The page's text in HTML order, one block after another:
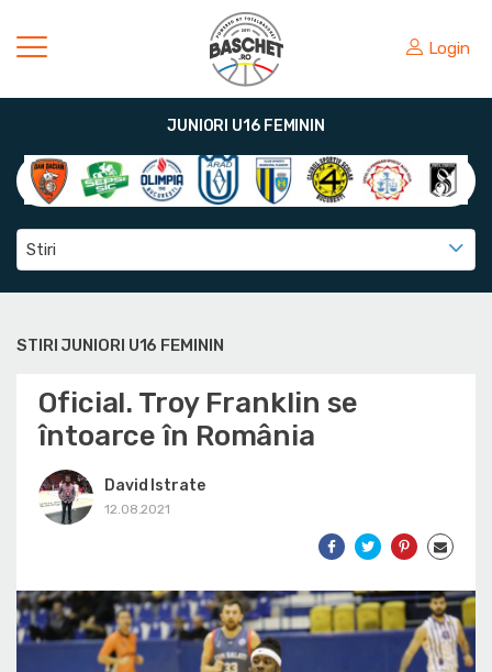
Login
JUNIORI U16 FEMININ
Stiri
STIRI JUNIORI U16 FEMININ
Oficial. Troy Franklin se
întoarce în România
David Istrate
12.08.2021